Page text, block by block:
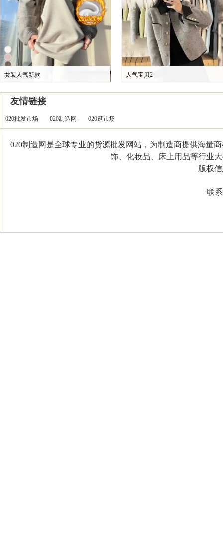
女装人气新款 人气宝贝2
友情链接
020批发市场 020制造网 020逛市场
020制造网是全球专业的货源批发网站，为制造商提供海量
饰、化妆品、床上用品等行业
版权信
联